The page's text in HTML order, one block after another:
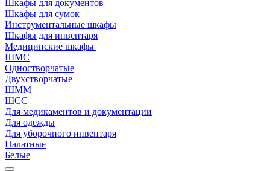
Шкафы для документов
Шкафы для сумок
Инструментальные шкафы
Шкафы для инвентаря
Медицинские шкафы
ШМС
Одностворчатые
Двухстворчатые
ШММ
ШСС
Для медикаментов и документации
Для одежды
Для уборочного инвентаря
Палатные
Белые